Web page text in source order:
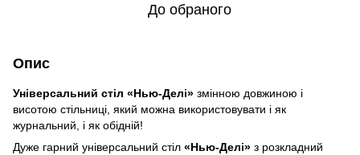
До обраного
Опис
Універсальний стіл «Нью-Делі» змінною довжиною і
висотою стільниці, який можна використовувати і як
журнальний, і як обідній!
Дуже гарний універсальний стіл «Нью-Делі» з розкладний